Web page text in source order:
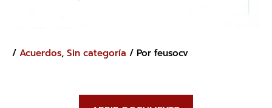
/ Acuerdos, Sin categoría / Por feusocv